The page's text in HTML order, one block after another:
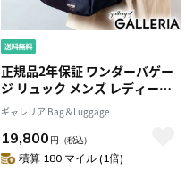
正規品2年保証 ワンダーバゲー
ジ リュック メンズ レディース
大きめ 通学 おしゃれ WONDER
BAGGAGE デイパック 大きい
通勤 軽量 シンプル 黒 A4 ビジネ
ス ナイロン GOODMANS
ギャレリア Bag＆Luggage
19,800 円 （税込）
積算 180 マイル (1倍)